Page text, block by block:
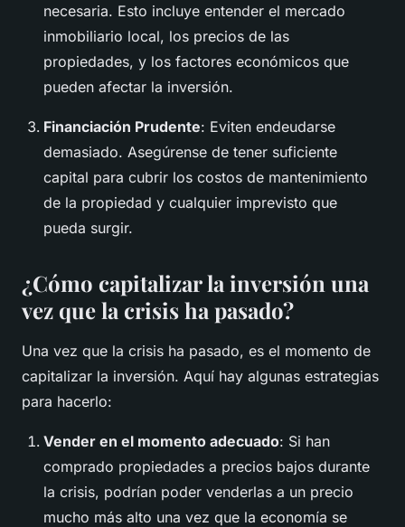
necesaria. Esto incluye entender el mercado
inmobiliario local, los precios de las
propiedades, y los factores económicos que
pueden afectar la inversión.
Financiación Prudente: Eviten endeudarse
demasiado. Asegúrense de tener suficiente
capital para cubrir los costos de mantenimiento
de la propiedad y cualquier imprevisto que
pueda surgir.
¿Cómo capitalizar la inversión una
vez que la crisis ha pasado?
Una vez que la crisis ha pasado, es el momento de
capitalizar la inversión. Aquí hay algunas estrategias
para hacerlo:
Vender en el momento adecuado: Si han
comprado propiedades a precios bajos durante
la crisis, podrían poder venderlas a un precio
mucho más alto una vez que la economía se